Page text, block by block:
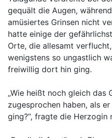
gequält die Augen,
amüsiertes Grinsen nicht
hatte einige der
Orte, die allesamt
wenigstens so ungastlich
freiwillig dort hin ging.
„Wie heißt noch gleich das
zugesprochen haben, als
ging?“, fragte die Herzogin